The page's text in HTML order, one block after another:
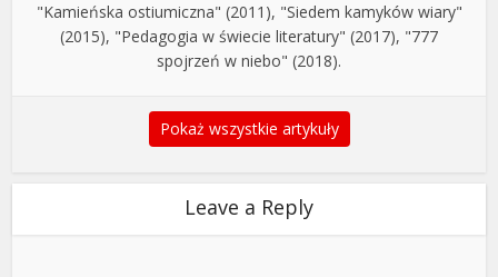
"Kamieńska ostiumiczna" (2011), "Siedem kamyków wiary"
(2015), "Pedagogia w świecie literatury" (2017), "777
spojrzeń w niebo" (2018).
Pokaż wszystkie artykuły
Leave a Reply